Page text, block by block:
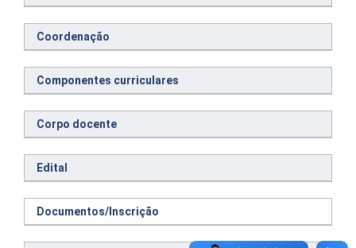
Coordenação
Componentes curriculares
Corpo docente
Edital
Documentos/Inscrição